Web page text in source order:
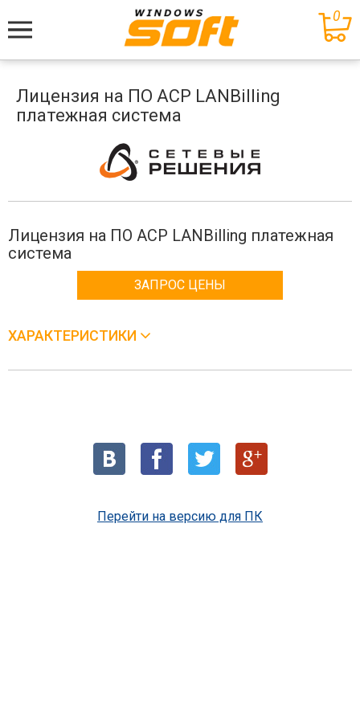
Меню
0
Лицензия на ПО АСР LANBilling
платежная система
Лицензия на ПО АСР LANBilling платежная
система
ЗАПРОС ЦЕНЫ
ХАРАКТЕРИСТИКИ
Перейти на версию для ПК